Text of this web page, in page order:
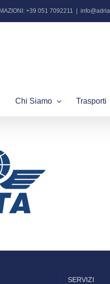
+39 051 7092211
Chi Siamo Trasporti
SERVIZI